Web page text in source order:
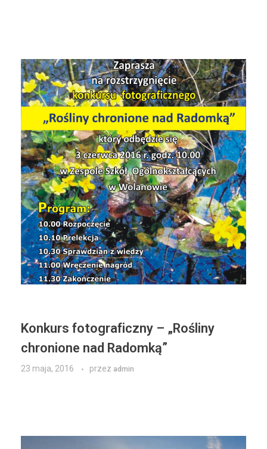
Konkurs fotograficzny – „Rośliny
chronione nad Radomką”
23 maja, 2016 przez admin